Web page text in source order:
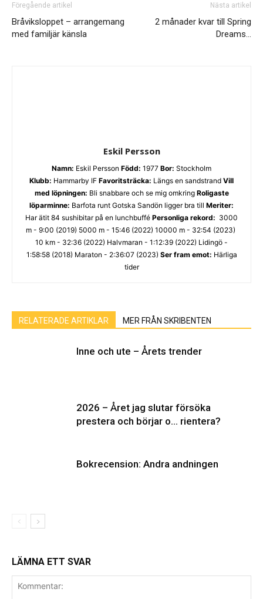
Föregående artikel
Bråviksloppet – arrangemang
med familjär känsla
Nästa artikel
2 månader kvar till Spring
Dreams…
Eskil Persson
Namn: Eskil Persson Född: 1977 Bor: Stockholm
Klubb: Hammarby IF Favoritsträcka: Längs en sandstrand Vill
med löpningen: Bli snabbare och se mig omkring Roligaste
löparminne: Barfota runt Gotska Sandön ligger bra till Meriter:
Har ätit 84 sushibitar på en lunchbuffé Personliga rekord: 3000
m - 9:00 (2019) 5000 m - 15:46 (2022) 10000 m - 32:54 (2023)
10 km - 32:36 (2022) Halvmaran - 1:12:39 (2022) Lidingö -
1:58:58 (2018) Maraton - 2:36:07 (2023) Ser fram emot: Härliga
tider
RELATERADE ARTIKLAR MER FRÅN SKRIBENTEN
Inne och ute – Årets trender
2026 – Året jag slutar försöka
prestera och börjar o… rientera?
Bokrecension: Andra andningen
LÄMNA ETT SVAR